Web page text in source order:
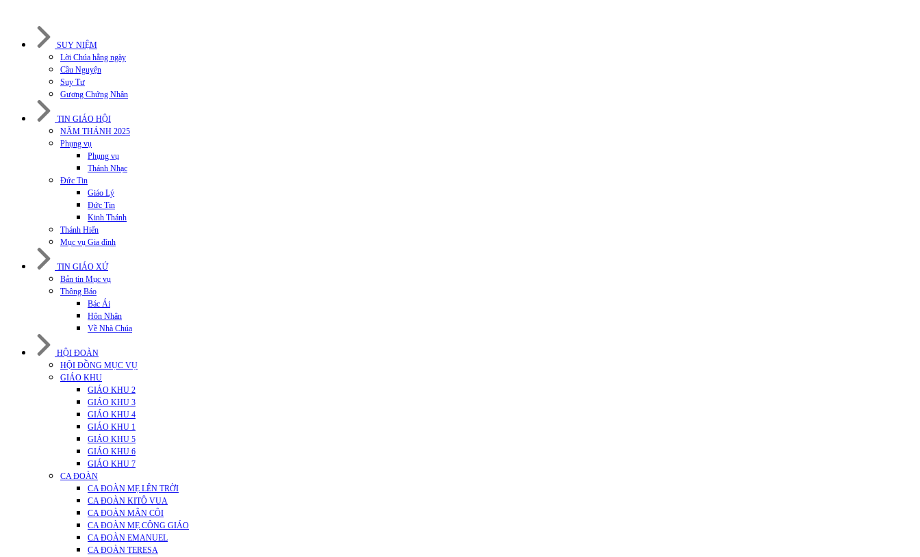
SUY NIỆM
Lời Chúa hằng ngày
Cầu Nguyện
Suy Tư
Gương Chứng Nhân
TIN GIÁO HỘI
NĂM THÁNH 2025
Phụng vụ
Phụng vụ
Thánh Nhạc
Đức Tin
Giáo Lý
Đức Tin
Kinh Thánh
Thánh Hiến
Mục vụ Gia đình
TIN GIÁO XỨ
Bản tin Mục vụ
Thông Báo
Bác Ái
Hôn Nhân
Về Nhà Chúa
HỘI ĐOÀN
HỘI ĐỒNG MỤC VỤ
GIÁO KHU
GIÁO KHU 2
GIÁO KHU 3
GIÁO KHU 4
GIÁO KHU 1
GIÁO KHU 5
GIÁO KHU 6
GIÁO KHU 7
CA ĐOÀN
CA ĐOÀN MẸ LÊN TRỜI
CA ĐOÀN KITÔ VUA
CA ĐOÀN MÂN CÔI
CA ĐOÀN MẸ CÔNG GIÁO
CA ĐOÀN EMANUEL
CA ĐOÀN TERESA